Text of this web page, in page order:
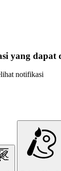
yang dapat
notifikasi